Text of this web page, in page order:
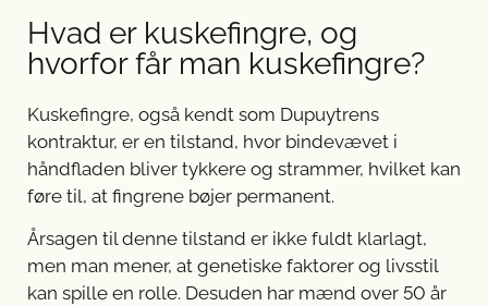
Hvad er kuskefingre, og
hvorfor får man kuskefingre?
Kuskefingre, også kendt som Dupuytrens
kontraktur, er en tilstand, hvor bindevævet i
håndfladen bliver tykkere og strammer, hvilket kan
føre til, at fingrene bøjer permanent.
Årsagen til denne tilstand er ikke fuldt klarlagt,
men man mener, at genetiske faktorer og livsstil
kan spille en rolle. Desuden har mænd over 50 år